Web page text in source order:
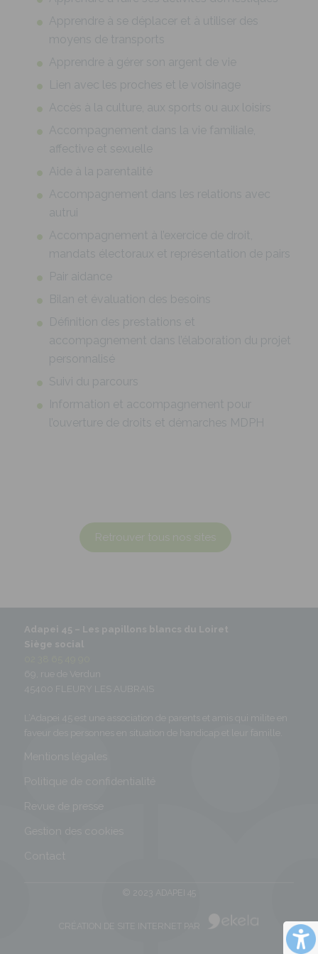
Apprendre à se déplacer et à utiliser des
moyens de transports
Apprendre à gérer son argent de vie
Lien avec les proches et le voisinage
Accès à la culture, aux sports ou aux loisirs
Accompagnement dans la vie familiale,
affective et sexuelle
Aide à la parentalité
Accompagnement dans les relations avec
autrui
Accompagnement à l’exercice de droit,
mandats électoraux et représentation de pairs
Pair aidance
Bilan et évaluation des besoins
Définition des prestations et
accompagnement dans l’élaboration du projet
personnalisé
Suivi du parcours
Information et accompagnement pour
l’ouverture de droits et démarches MDPH
Retrouver tous nos sites
Adapei 45 – Les papillons blancs du Loiret
Siège social
69, rue de Verdun
45400 FLEURY LES AUBRAIS
L’Adapei 45 est une association de parents et amis qui milite en
faveur des personnes en situation de handicap et leur famille.
Politique de confidentialité
Revue de presse
Gestion des cookies